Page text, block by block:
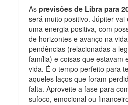
Asprevisões de Libra para
será muito positivo. Júpiter
uma energia positiva, com
de horizontes e avanço na
pendências (relacionadas a
família) e coisas que estavam
vida. É o tempo perfeito para
aqueles laços que foram
falta. Aproveite a fase para
sufoco, emocional ou